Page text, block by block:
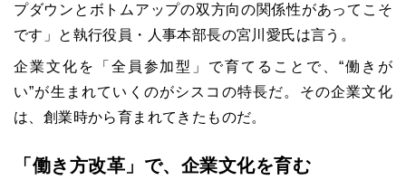
プダウンとボトムアップの双方向の関係性があってこそ
です」と執行役員・人事本部長の宮川愛氏は言う。
企業文化を「全員参加型」で育てることで、“働きが
い”が生まれていくのがシスコの特長だ。その企業文化
は、創業時から育まれてきたものだ。
「働き方改革」で、企業文化を育む